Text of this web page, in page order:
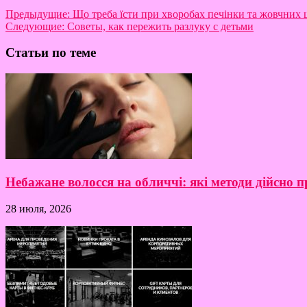
Предыдущие: Що треба їсти при хворобах печiнки та жовчних
Следующие: Советы, как пережить разлуку с детьми
Статьи по теме
Небажане волосся на обличчі: які методи дійсно
28 июля, 2026